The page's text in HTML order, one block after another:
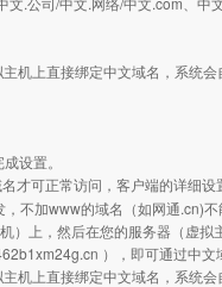
机上直接绑定中文域名，系统会
设置。
才可正常访问，客户端的详细设
不加www的域名（如网通.cn)不
）上，然后在您的服务器（虚
），即可通过中文
机上直接绑定中文域名，系统会